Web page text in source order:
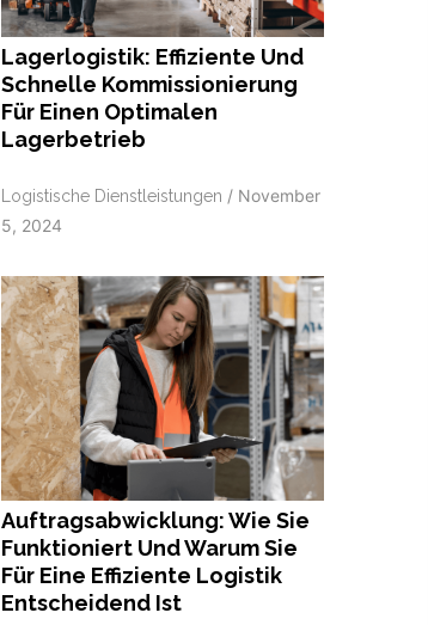
Lagerlogistik: Effiziente Und
Schnelle Kommissionierung
Für Einen Optimalen
Lagerbetrieb
Logistische Dienstleistungen / November
5, 2024
Auftragsabwicklung: Wie Sie
Funktioniert Und Warum Sie
Für Eine Effiziente Logistik
Entscheidend Ist